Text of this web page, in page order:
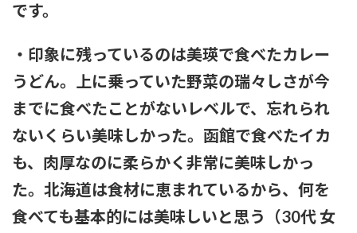
不便だと感じたことは一回もない」「使いたい人だけにすれば
【結論】やっぱロリ巨乳キャラが1番抜ける
【いろいろと？】ミルクボーイ「ある人」からの謝罪に他にい
ると言われることに
本日の｢FNS歌謡祭｣のタイムテーブルがコチラ！！！【乃木坂
46】
【苦言】あいみょん、「私が乳出してるみたいな画像…AIや
で、きもすぎ」一力両断
です。
・印象に残っているのは美瑛で食べたカレー
うどん。上に乗っていた野菜の瑞々しさが今
までに食べたことがないレベルで、忘れられ
ないくらい美味しかった。函館で食べたイカ
も、肉厚なのに柔らかく非常に美味しかっ
た。北海道は食材に恵まれているから、何を
食べても基本的には美味しいと思う（30代 女